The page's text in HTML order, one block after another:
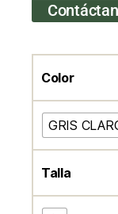
Color
GRIS
Talla